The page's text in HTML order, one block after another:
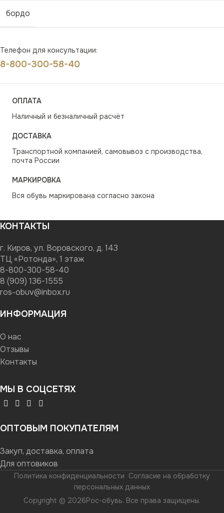
бордо
Телефон для консультации:
8-800-300-58-40
ОПЛАТА
Наличный и безналичный расчёт
ДОСТАВКА
Транспортной компанией, самовывоз с производства,
почта России
МАРКИРОВКА
Вся обувь маркирована согласно закона
КОНТАКТЫ
г. Киров, ул. Воровского, д. 143
ТЦ «Ротонда», 1 этаж
8-800-300-58-40
8 (909) 136-1555
ros-obuv@inbox.ru
ИНФОРМАЦИЯ
О нас
Отзывы
Контакты
МЫ В СОЦСЕТЯХ
ОПТОВЫМ ПОКУПАТЕЛЯМ
Закуп, доставка, оплата
Для оптовиков
Политика конфиденциальности Согласие на обработку
персональных данных
Copyright © 2026Рос-обувь. Все права защищены.